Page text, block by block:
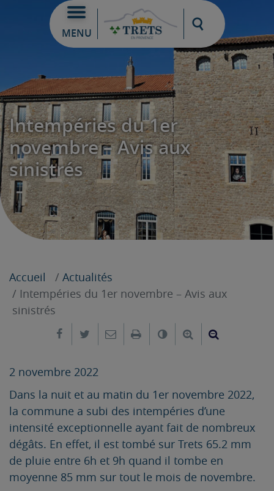
MENU
Moteur de
Intempéries du 1er
novembre – Avis aux
sinistrés
Accueil
Actualités
Intempéries du 1er novembre – Avis aux
sinistrés
Partager sur Facebook
Partager sur Twitter
Envoyer par e-mail
ImprimerChanger leAgrandir le
2 novembre 2022
Dans la nuit et au matin du 1er novembre 2022,
la commune a subi des intempéries d’une
intensité exceptionnelle ayant fait de nombreux
dégâts. En effet, il est tombé sur Trets 65.2 mm
de pluie entre 6h et 9h quand il tombe en
moyenne 85 mm sur tout le mois de novembre.